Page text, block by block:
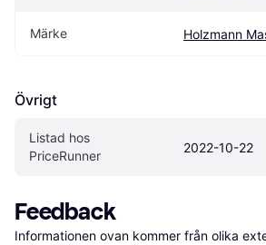
Märke Holzmann
Övrigt
Listad hos
PriceRunner
2022-10-22
Feedback
Informationen ovan kommer från olika